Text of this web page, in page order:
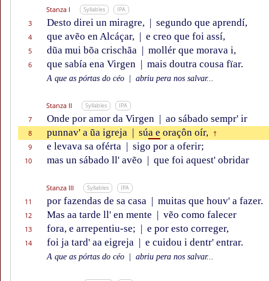
Stanza I Syllables IPA
3 Desto direi un miragre, | segundo que aprendí,
4 que avẽo en Alcáçar, | e creo que foi assí,
5 dũa mui bõa crischãa | mollér que morava i,
6 que sabía ena Virgen | mais doutra cousa fïar.
A que as pórtas do céo abriu pera nos salvar...
Stanza II Syllables IPA
7 Onde por amor da Virgen | ao sábado sempr' ir
8 punnav' a ũa igreja | súa e oraçôn oír, †
9 e levava sa oférta | sigo por a oferir;
10 mas un sábado ll' avẽo | que foi aquest' obridar
Stanza III Syllables IPA
11 por fazendas de sa casa | muitas que houv' a fazer.
12 Mas aa tarde ll' en mente | vẽo como falecer
13 fora, e arrepentiu-se; | e por esto correger,
14 foi ja tard' aa eigreja | e cuidou i dentr' entrar.
A que as pórtas do céo abriu pera nos salvar...